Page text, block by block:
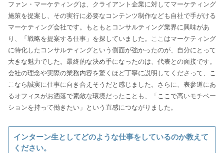
ファン・マーケティングは、クライアント企業に対してマーケティング
施策を提案し、その実行に必要なコンテンツ制作なども自社で手がける
マーケティング会社です。もともとコンサルティング業界に興味があ
り、「戦略を提案する仕事」を探していました。ここはマーケティング
に特化したコンサルティングという側面が強かったのが、自分にとって
大きな魅力でした。最終的な決め手になったのは、代表との面接です。
会社の理念や実際の業務内容を驚くほど丁寧に説明してくださって、こ
こなら誠実に仕事に向き合えそうだと感じました。さらに、表参道にあ
るオフィスがお洒落で素敵な環境だったことも、「ここで高いモチベー
ションを持って働きたい」という直感につながりました。
インターン生としてどのような仕事をしているのか教えて
ください。